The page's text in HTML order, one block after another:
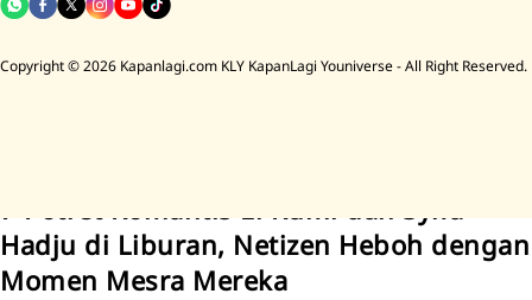
Copyright © 2026 Kapanlagi.com KLY KapanLagi Youniverse - All Right Reserved.
BREAKING
NEWS Cerita Rumah Mendiang Diding Boneng Ambruk Rata
7 Potret Romantis El Rumi dan Syifa
Hadju di Liburan, Netizen Heboh dengan
Momen Mesra Mereka